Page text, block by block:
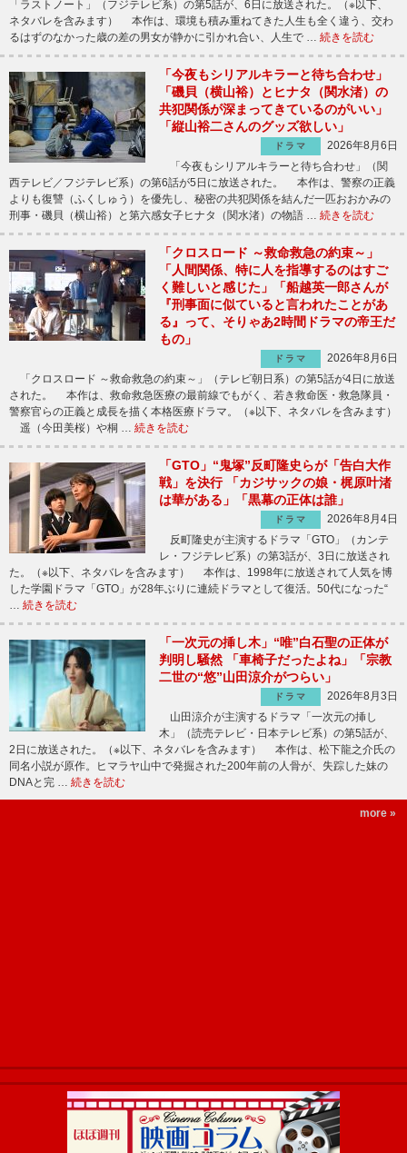
「ラストノート」（フジテレビ系）の第5話が、6日に放送された。（※以下、
ネタバレを含みます） 本作は、環境も積み重ねてきた人生も全く違う、交わ
るはずのなかった歳の差の男女が静かに引かれ合い、人生で … 続きを読む
「今夜もシリアルキラーと待ち合わせ」
「磯貝（横山裕）とヒナタ（関水渚）の
共犯関係が深まってきているのがいい」
「縦山裕二さんのグッズ欲しい」
ドラマ
2026年8月6日
「今夜もシリアルキラーと待ち合わせ」（関
西テレビ／フジテレビ系）の第6話が5日に放送された。 本作は、警察の正義
よりも復讐（ふくしゅう）を優先し、秘密の共犯関係を結んだ一匹おおかみの
刑事・磯貝（横山裕）と第六感女子ヒナタ（関水渚）の物語 … 続きを読む
「クロスロード ～救命救急の約束～」
「人間関係、特に人を指導するのはすご
く難しいと感じた」「船越英一郎さんが
『刑事面に似ていると言われたことがあ
る』って、そりゃあ2時間ドラマの帝王だ
もの」
ドラマ
2026年8月6日
「クロスロード ～救命救急の約束～」（テレビ朝日系）の第5話が4日に放送
された。 本作は、救命救急医療の最前線でもがく、若き救命医・救急隊員・
警察官らの正義と成長を描く本格医療ドラマ。（※以下、ネタバレを含みます）
遥（今田美桜）や桐 … 続きを読む
「GTO」“鬼塚”反町隆史らが「告白大作
戦」を決行 「カジサックの娘・梶原叶渚
は華がある」「黒幕の正体は誰」
ドラマ
2026年8月4日
反町隆史が主演するドラマ「GTO」（カンテ
レ・フジテレビ系）の第3話が、3日に放送され
た。（※以下、ネタバレを含みます） 本作は、1998年に放送されて人気を博
した学園ドラマ「GTO」が28年ぶりに連続ドラマとして復活。50代になった“
… 続きを読む
「一次元の挿し木」“唯”白石聖の正体が
判明し騒然 「車椅子だったよね」「宗教
二世の“悠”山田涼介がつらい」
ドラマ
2026年8月3日
山田涼介が主演するドラマ「一次元の挿し
木」（読売テレビ・日本テレビ系）の第5話が、
2日に放送された。（※以下、ネタバレを含みます） 本作は、松下龍之介氏の
同名小説が原作。ヒマラヤ山中で発掘された200年前の人骨が、失踪した妹の
DNAと完 … 続きを読む
more »